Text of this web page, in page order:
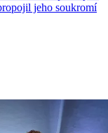
jeho soukromí